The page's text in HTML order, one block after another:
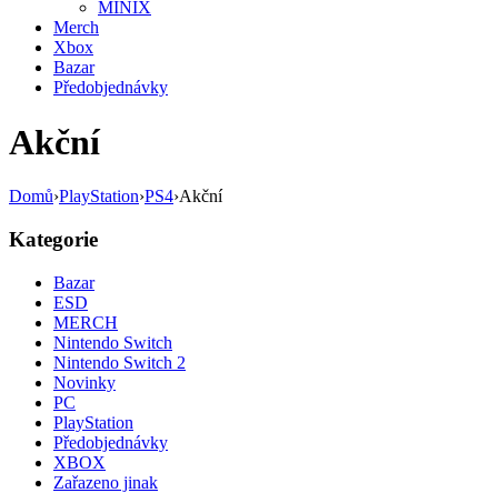
MINIX
Merch
Xbox
Bazar
Předobjednávky
Akční
Domů›PlayStation›PS4›Akční
Kategorie
Bazar
ESD
MERCH
Nintendo Switch
Nintendo Switch 2
Novinky
PC
PlayStation
Předobjednávky
XBOX
Zařazeno jinak